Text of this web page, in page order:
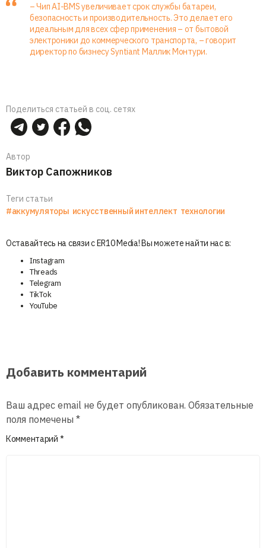
– Чип AI-BMS увеличивает срок службы батареи,
безопасность и производительность. Это делает его
идеальным для всех сфер применения – от бытовой
электроники до коммерческого транспорта, – говорит
директор по бизнесу Syntiant Маллик Монтури.
Поделиться статьей в соц. сетях
Автор
Виктор Сапожников
Теги статьи
#аккумуляторы искусственный интеллект технологии
Оставайтесь на связи с ER10 Media! Вы можете найти нас в:
Instagram
Threads
Telegram
TikTok
YouTube
Добавить комментарий
Ваш адрес email не будет опубликован. Обязательные
поля помечены *
Комментарий *